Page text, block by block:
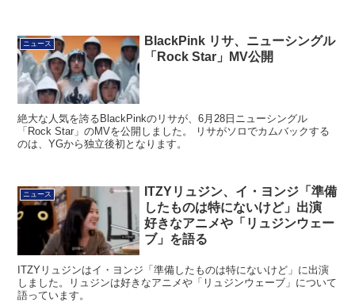
ニュース
BlackPink リサ、ニューシングル
「Rock Star」MV公開
絶大な人気を誇るBlackPinkのリサが、6月28日ニューシングル
「Rock Star」のMVを公開しました。 リサがソロでカムバックする
のは、YGから独立後初となります。
ニュース
ITZYリュジン、イ・ヨンジ「準備
したものは特にないけど」出演
好きなアニメや「リュジンウェー
ブ」を語る
ITZYリュジンはイ・ヨンジ「準備したものは特にないけど」に出演
しました。リュジンは好きなアニメや「リュジンウェーブ」について
語っています。